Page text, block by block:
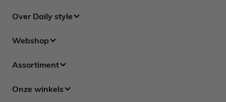
Over Daily style
Webshop
Assortiment
Onze winkels